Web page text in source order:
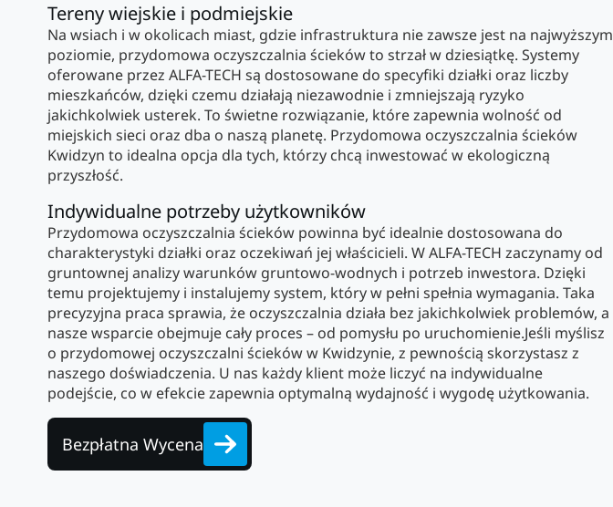
Tereny wiejskie i podmiejskie
Na wsiach i w okolicach miast, gdzie infrastruktura nie zawsze jest na najwyższym
poziomie, przydomowa oczyszczalnia ścieków to strzał w dziesiątkę. Systemy
oferowane przez ALFA-TECH są dostosowane do specyfiki działki oraz liczby
mieszkańców, dzięki czemu działają niezawodnie i zmniejszają ryzyko
jakichkolwiek usterek. To świetne rozwiązanie, które zapewnia wolność od
miejskich sieci oraz dba o naszą planetę. Przydomowa oczyszczalnia ścieków
Kwidzyn to idealna opcja dla tych, którzy chcą inwestować w ekologiczną
przyszłość.
Indywidualne potrzeby użytkowników
Przydomowa oczyszczalnia ścieków powinna być idealnie dostosowana do
charakterystyki działki oraz oczekiwań jej właścicieli. W ALFA-TECH zaczynamy od
gruntownej analizy warunków gruntowo-wodnych i potrzeb inwestora. Dzięki
temu projektujemy i instalujemy system, który w pełni spełnia wymagania. Taka
precyzyjna praca sprawia, że oczyszczalnia działa bez jakichkolwiek problemów, a
nasze wsparcie obejmuje cały proces – od pomysłu po uruchomienie.Jeśli myślisz
o przydomowej oczyszczalni ścieków w Kwidzynie, z pewnością skorzystasz z
naszego doświadczenia. U nas każdy klient może liczyć na indywidualne
podejście, co w efekcie zapewnia optymalną wydajność i wygodę użytkowania.
Bezpłatna Wycena